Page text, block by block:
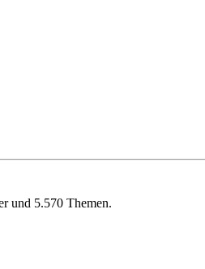
und 5.570 Themen.